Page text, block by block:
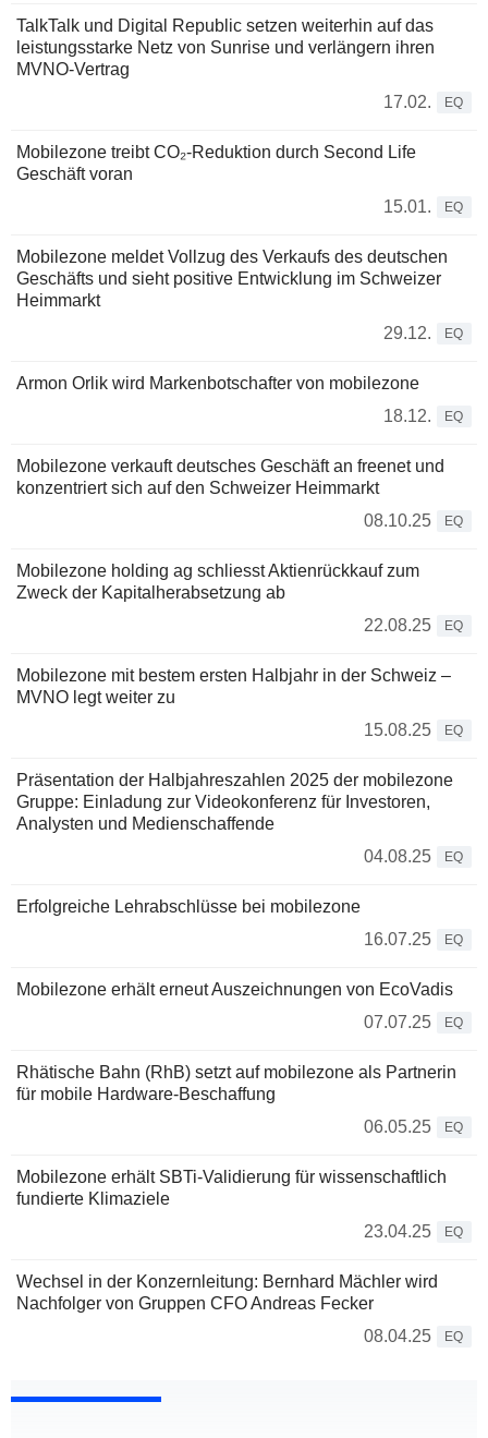
TalkTalk und Digital Republic setzen weiterhin auf das
leistungsstarke Netz von Sunrise und verlängern ihren
MVNO-Vertrag
17.02.
EQ
Mobilezone treibt CO₂-Reduktion durch Second Life
Geschäft voran
15.01.
EQ
Mobilezone meldet Vollzug des Verkaufs des deutschen
Geschäfts und sieht positive Entwicklung im Schweizer
Heimmarkt
29.12.
EQ
Armon Orlik wird Markenbotschafter von mobilezone
18.12.
EQ
Mobilezone verkauft deutsches Geschäft an freenet und
konzentriert sich auf den Schweizer Heimmarkt
08.10.25
EQ
Mobilezone holding ag schliesst Aktienrückkauf zum
Zweck der Kapitalherabsetzung ab
22.08.25
EQ
Mobilezone mit bestem ersten Halbjahr in der Schweiz –
MVNO legt weiter zu
15.08.25
EQ
Präsentation der Halbjahreszahlen 2025 der mobilezone
Gruppe: Einladung zur Videokonferenz für Investoren,
Analysten und Medienschaffende
04.08.25
EQ
Erfolgreiche Lehrabschlüsse bei mobilezone
16.07.25
EQ
Mobilezone erhält erneut Auszeichnungen von EcoVadis
07.07.25
EQ
Rhätische Bahn (RhB) setzt auf mobilezone als Partnerin
für mobile Hardware-Beschaffung
06.05.25
EQ
Mobilezone erhält SBTi-Validierung für wissenschaftlich
fundierte Klimaziele
23.04.25
EQ
Wechsel in der Konzernleitung: Bernhard Mächler wird
Nachfolger von Gruppen CFO Andreas Fecker
08.04.25
EQ